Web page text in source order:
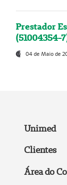
Prestador
(51004354-
04 de Maio de
Unimed
Clientes
Área do